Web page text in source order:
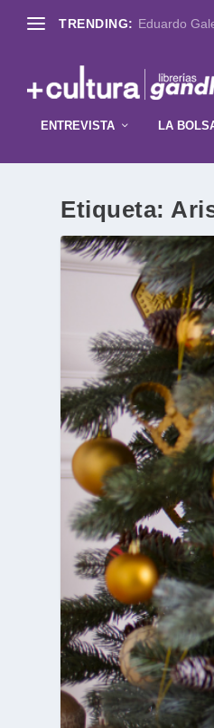
TRENDING: Eduardo
ENTREVISTA LA
Etiqueta: